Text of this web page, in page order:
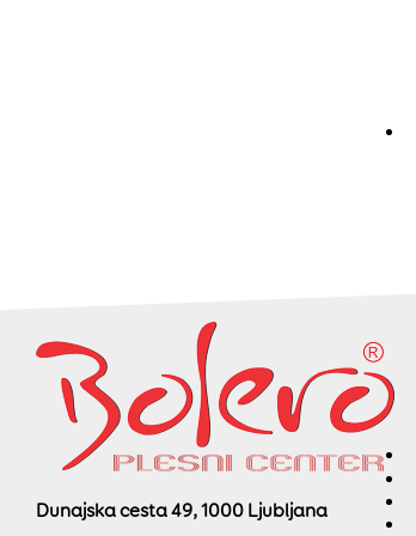
Dunajska cesta 49, 1000 Ljubljana